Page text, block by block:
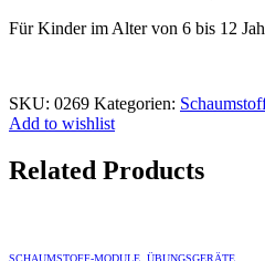
Für Kinder im Alter von 6 bis 12
SKU: 0269 Kategorien:
Add to wishlist
Related Products